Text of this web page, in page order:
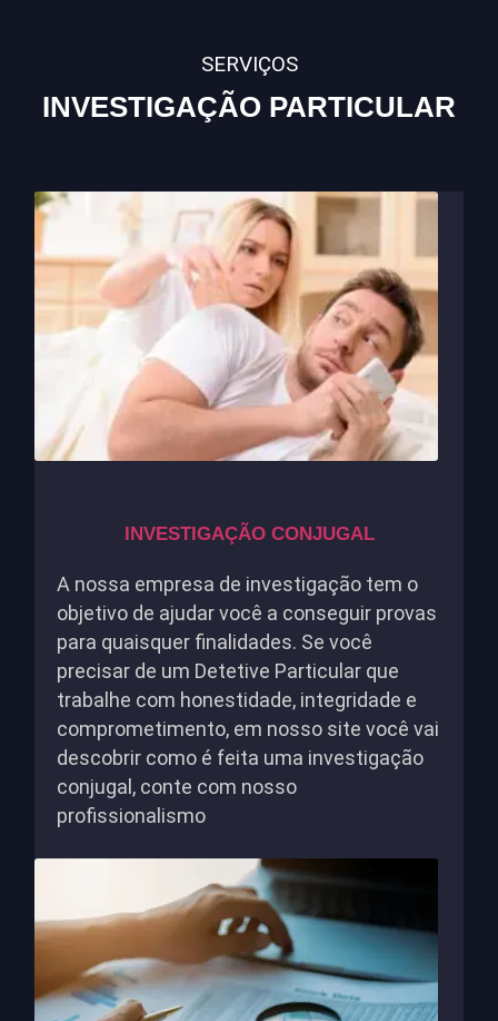
SERVIÇOS
INVESTIGAÇÃO PARTICULAR
INVESTIGAÇÃO CONJUGAL
A nossa empresa de investigação tem o
objetivo de ajudar você a conseguir provas
para quaisquer finalidades. Se você
precisar de um Detetive Particular que
trabalhe com honestidade, integridade e
comprometimento, em nosso site você vai
descobrir como é feita uma investigação
conjugal, conte com nosso
profissionalismo